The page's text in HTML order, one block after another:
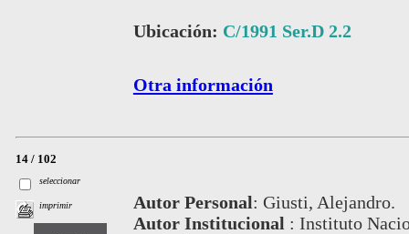
Ubicación: C/1991 Ser.D 2.2
Otra información
14 / 102
seleccionar
imprimir Autor Personal: Giusti, Alejandro.
Autor Institucional : Instituto